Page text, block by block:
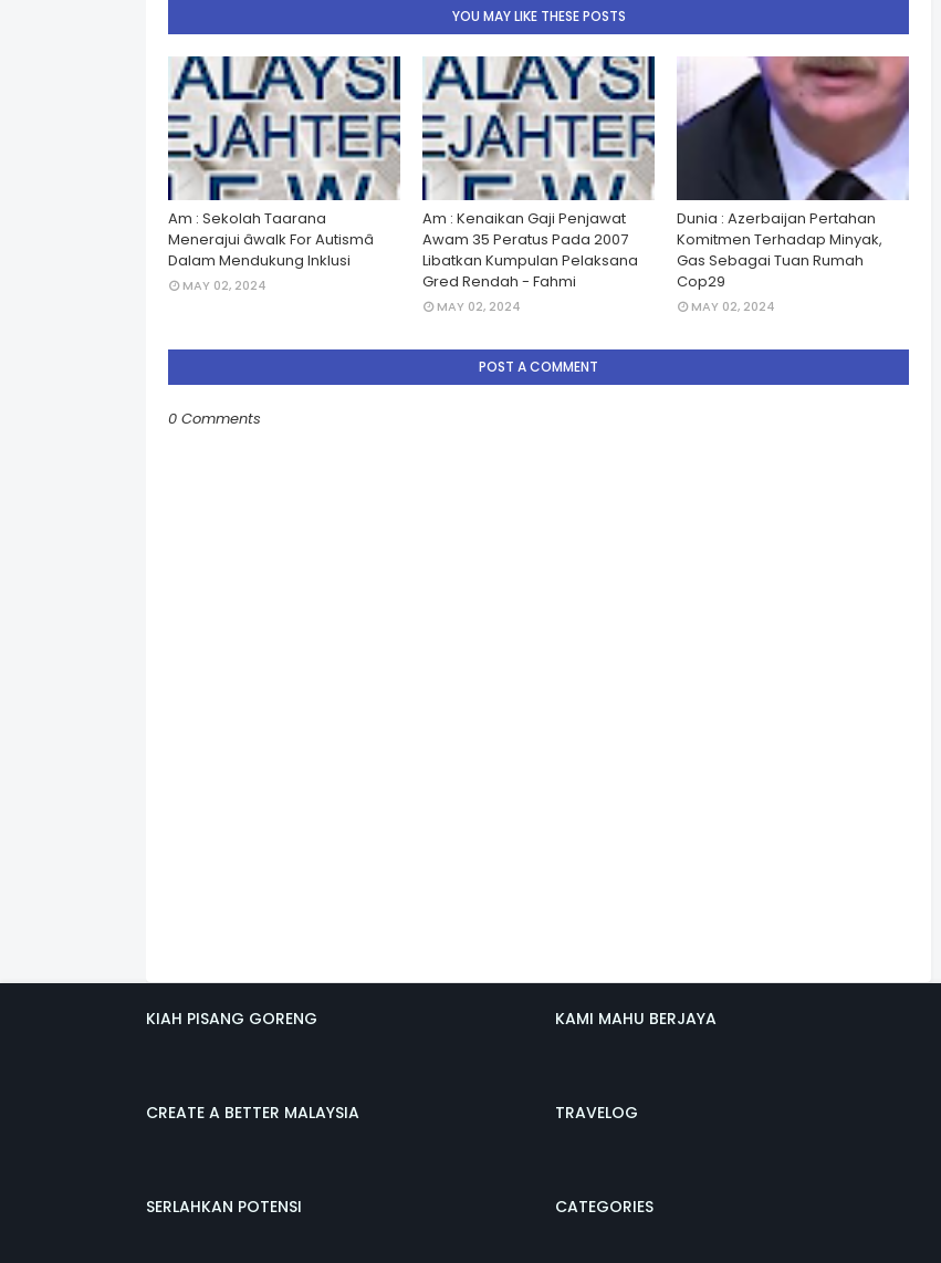
YOU MAY LIKE THESE POSTS
Am : Sekolah Taarana
Menerajui âwalk For Autismâ
Dalam Mendukung Inklusi
MAY 02, 2024
Am : Kenaikan Gaji Penjawat
Awam 35 Peratus Pada 2007
Libatkan Kumpulan Pelaksana
Gred Rendah - Fahmi
MAY 02, 2024
Dunia : Azerbaijan Pertahan
Komitmen Terhadap Minyak,
Gas Sebagai Tuan Rumah
Cop29
MAY 02, 2024
POST A COMMENT
0 Comments
KIAH PISANG GORENG
CREATE A BETTER MALAYSIA
SERLAHKAN POTENSI
KAMI MAHU BERJAYA
TRAVELOG
CATEGORIES